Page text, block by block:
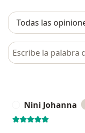
Busca en opiniones
Nini Johanna